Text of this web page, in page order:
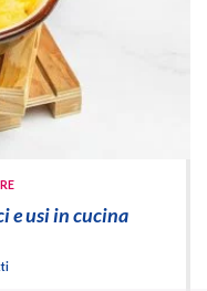
e usi in cucina